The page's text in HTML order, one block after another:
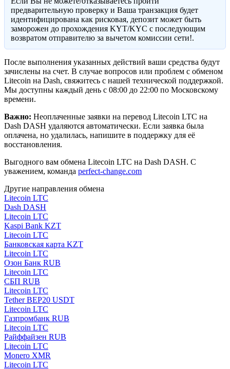
предварительную проверку и Ваша транзакция будет
идентифицирована как рисковая, депозит может быть
заморожен до прохождения KYT/KYC с последующим
возвратом отправителю за вычетом комиссии сети!.
После выполнения указанных действий ваши средства будут
зачислены на счет. В случае вопросов или проблем с обменом
Litecoin на Dash, свяжитесь с нашей технической поддержкой.
Мы доступны каждый день с 08:00 до 22:00 по Московскому
времени.
Важно: Неоплаченные заявки на перевод Litecoin LTC на
Dash DASH удаляются автоматически. Если заявка была
оплачена, но удалилась, напишите в поддержку для её
восстановления.
Выгодного вам обмена Litecoin LTC на Dash DASH. С
уважением, команда perfect-change.com
Другие направления обмена
Litecoin LTC
Dash DASH
Litecoin LTC
Kaspi Bank KZT
Litecoin LTC
Банковская карта KZT
Litecoin LTC
Озон Банк RUB
Litecoin LTC
СБП RUB
Litecoin LTC
Tether BEP20 USDT
Litecoin LTC
Газпромбанк RUB
Litecoin LTC
Райффайзен RUB
Litecoin LTC
Monero XMR
Litecoin LTC